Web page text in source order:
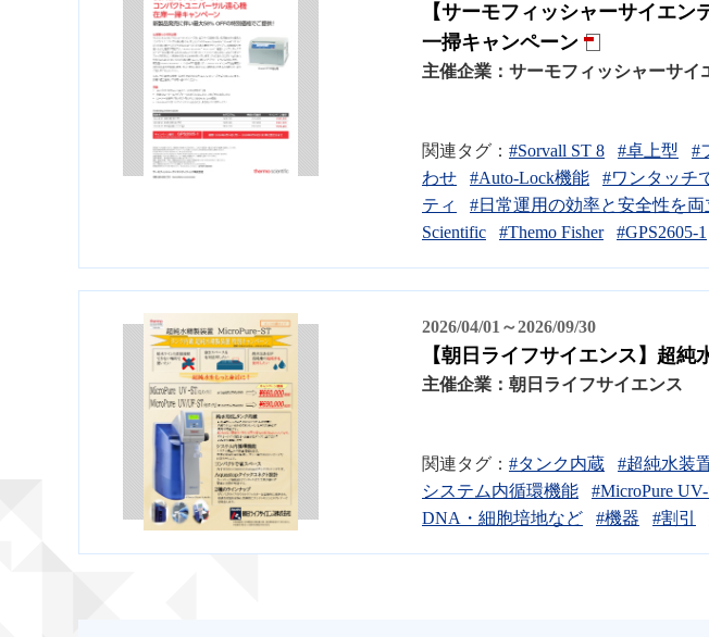
【サーモフィッシャーサイエ
一掃キャンペーン
主催企業： サーモフィッシャーサイ
関連タグ： #Sorvall ST 8 #卓上型 #
わせ
#Auto-Lock機能 #ワンタッチ
ティ
#日常運用の効率と安全性を両
Scientific
#Themo Fisher #GPS2605-1
2026/04/01～2026/09/30
【朝日ライフサイエンス】超
主催企業： 朝日ライフサイエンス
関連タグ： #タンク内蔵 #超純水装
システム内循環機能
#MicroPure
DNA・細胞培地など
#機器 #割引